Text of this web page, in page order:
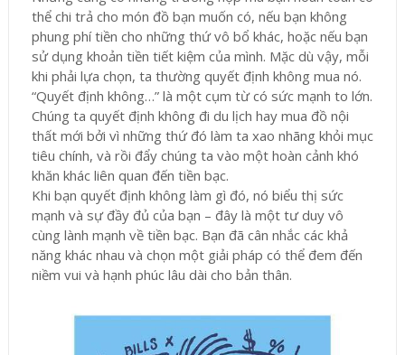
thể chi trả cho món đồ bạn muốn có, nếu bạn không
phung phí tiền cho những thứ vô bổ khác, hoặc nếu bạn
sử dụng khoản tiền tiết kiệm của mình. Mặc dù vậy, mỗi
khi phải lựa chọn, ta thường quyết định không mua nó.
“Quyết định không…” là một cụm từ có sức mạnh to lớn.
Chúng ta quyết định không đi du lịch hay mua đồ nội
thất mới bởi vì những thứ đó làm ta xao nhãng khỏi mục
tiêu chính, và rồi đẩy chúng ta vào một hoàn cảnh khó
khăn khác liên quan đến tiền bạc.
Khi bạn quyết định không làm gì đó, nó biểu thị sức
mạnh và sự đầy đủ của bạn – đây là một tư duy vô
cùng lành mạnh về tiền bạc. Bạn đã cân nhắc các khả
năng khác nhau và chọn một giải pháp có thể đem đến
niềm vui và hạnh phúc lâu dài cho bản thân.